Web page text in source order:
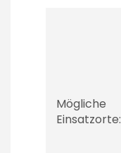
Mögliche
Einsatzorte: